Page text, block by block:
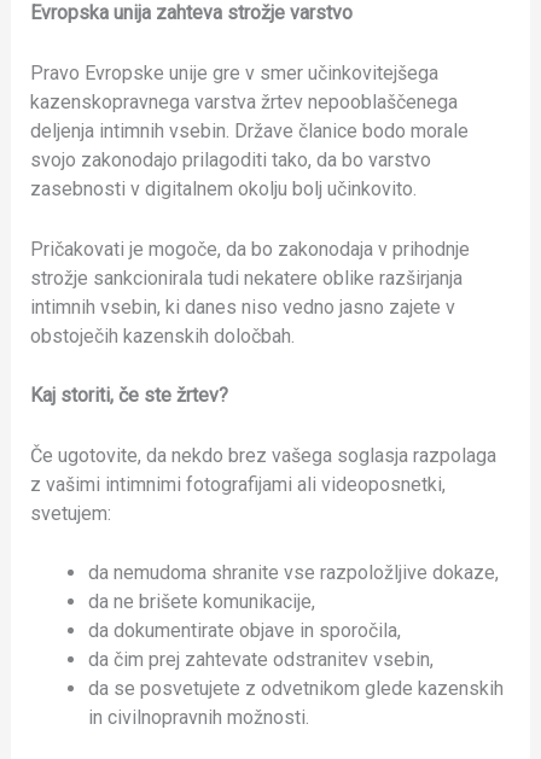
Evropska unija zahteva strožje varstvo
Pravo Evropske unije gre v smer učinkovitejšega
kazenskopravnega varstva žrtev nepooblaščenega
deljenja intimnih vsebin. Države članice bodo morale
svojo zakonodajo prilagoditi tako, da bo varstvo
zasebnosti v digitalnem okolju bolj učinkovito.
Pričakovati je mogoče, da bo zakonodaja v prihodnje
strožje sankcionirala tudi nekatere oblike razširjanja
intimnih vsebin, ki danes niso vedno jasno zajete v
obstoječih kazenskih določbah.
Kaj storiti, če ste žrtev?
Če ugotovite, da nekdo brez vašega soglasja razpolaga
z vašimi intimnimi fotografijami ali videoposnetki,
svetujem:
da nemudoma shranite vse razpoložljive dokaze,
da ne brišete komunikacije,
da dokumentirate objave in sporočila,
da čim prej zahtevate odstranitev vsebin,
da se posvetujete z odvetnikom glede kazenskih
in civilnopravnih možnosti.